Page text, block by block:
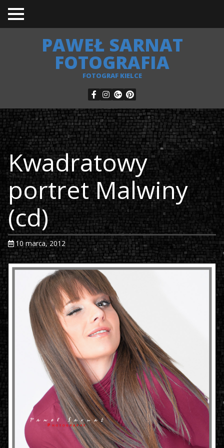
TO
GGL
PAWEŁ SARNAT
FOTOGRAFIA
FOTOGRAF KIELCE
Kwadratowy
portret Malwiny
(cd)
10 marca, 2012